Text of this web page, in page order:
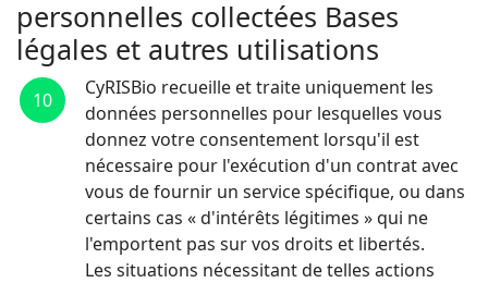
personnelles collectées Bases
légales et autres utilisations
10
CyRISBio recueille et traite uniquement les
données personnelles pour lesquelles vous
donnez votre consentement lorsqu'il est
nécessaire pour l'exécution d'un contrat avec
vous de fournir un service spécifique, ou dans
certains cas « d'intérêts légitimes » qui ne
l'emportent pas sur vos droits et libertés.
Les situations nécessitant de telles actions